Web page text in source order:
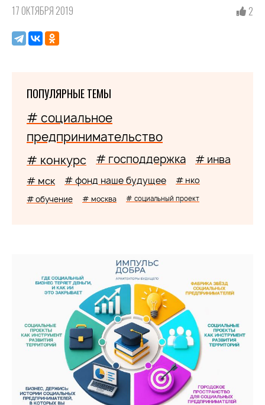
17 ОКТЯБРЯ 2019 2
ПОПУЛЯРНЫЕ ТЕМЫ
# социальное
предпринимательство
# конкурс # господдержка # инва
# мск # фонд наше будущее # нко
# обучение # москва # социальный проект